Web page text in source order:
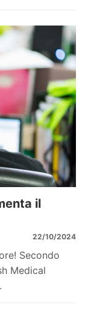
il
22/10/2024
Secondo
Medical